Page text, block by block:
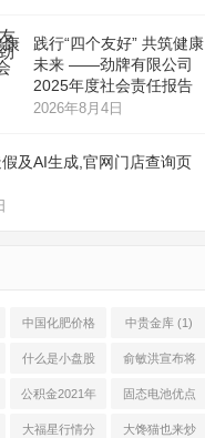
践行“四个友好” 共筑健康
未来 ——劲牌有限公司
2025年度社会责任报告
2026年8月4日
及AI生成,官网门店查询页
中国化肥价格
网(1)
中贵金库 (1)
什么是小盘股
(2)
俞敏洪宣布将
退休(1)
公积金2021年
起不允许提取
固态电池优点
(1)
大福星行情分 大馋猫也来炒